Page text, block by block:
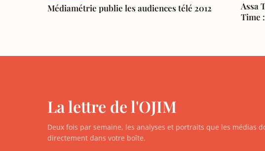
Médiamétrie publie les audiences télé 2012
Assa
Time
La lettre de l'OJIM
Deux fois par semaine, les analyses et portraits que les médias
directement dans votre boîte.